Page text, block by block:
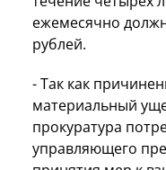
ежемесячно
рублей.
- Так как
материальный
прокуратура
управляющего